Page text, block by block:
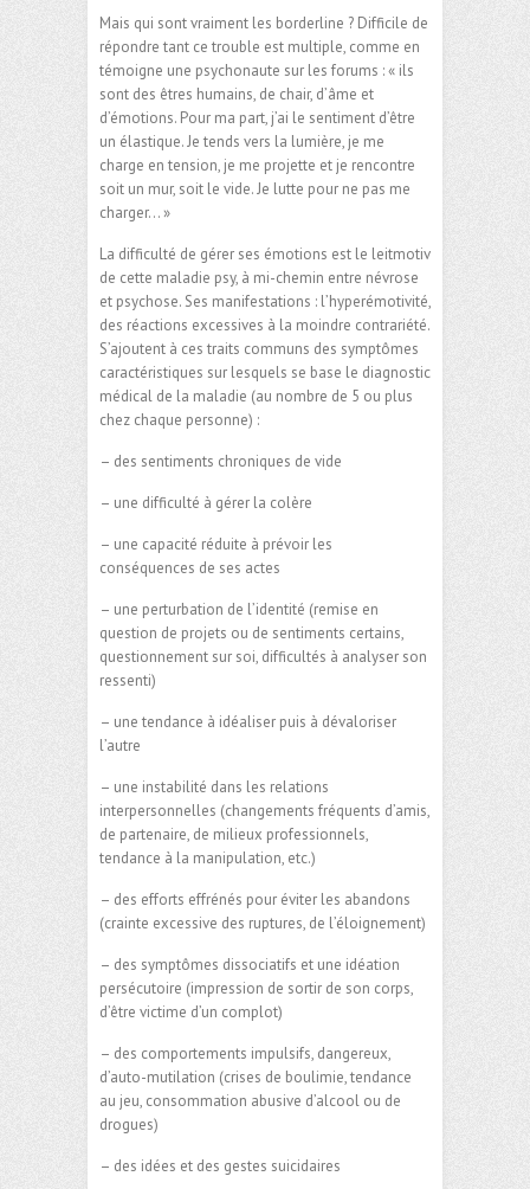
Mais qui sont vraiment les borderline ? Difficile de
répondre tant ce trouble est multiple, comme en
témoigne une psychonaute sur les forums : « ils
sont des êtres humains, de chair, d’âme et
d’émotions. Pour ma part, j’ai le sentiment d’être
un élastique. Je tends vers la lumière, je me
charge en tension, je me projette et je rencontre
soit un mur, soit le vide. Je lutte pour ne pas me
charger… »
La difficulté de gérer ses émotions est le leitmotiv
de cette maladie psy, à mi-chemin entre névrose
et psychose. Ses manifestations : l’hyperémotivité,
des réactions excessives à la moindre contrariété.
S’ajoutent à ces traits communs des symptômes
caractéristiques sur lesquels se base le diagnostic
médical de la maladie (au nombre de 5 ou plus
chez chaque personne) :
– des sentiments chroniques de vide
– une difficulté à gérer la colère
– une capacité réduite à prévoir les
conséquences de ses actes
– une perturbation de l’identité (remise en
question de projets ou de sentiments certains,
questionnement sur soi, difficultés à analyser son
ressenti)
– une tendance à idéaliser puis à dévaloriser
l’autre
– une instabilité dans les relations
interpersonnelles (changements fréquents d’amis,
de partenaire, de milieux professionnels,
tendance à la manipulation, etc.)
– des efforts effrénés pour éviter les abandons
(crainte excessive des ruptures, de l’éloignement)
– des symptômes dissociatifs et une idéation
persécutoire (impression de sortir de son corps,
d’être victime d’un complot)
– des comportements impulsifs, dangereux,
d’auto-mutilation (crises de boulimie, tendance
au jeu, consommation abusive d’alcool ou de
drogues)
– des idées et des gestes suicidaires